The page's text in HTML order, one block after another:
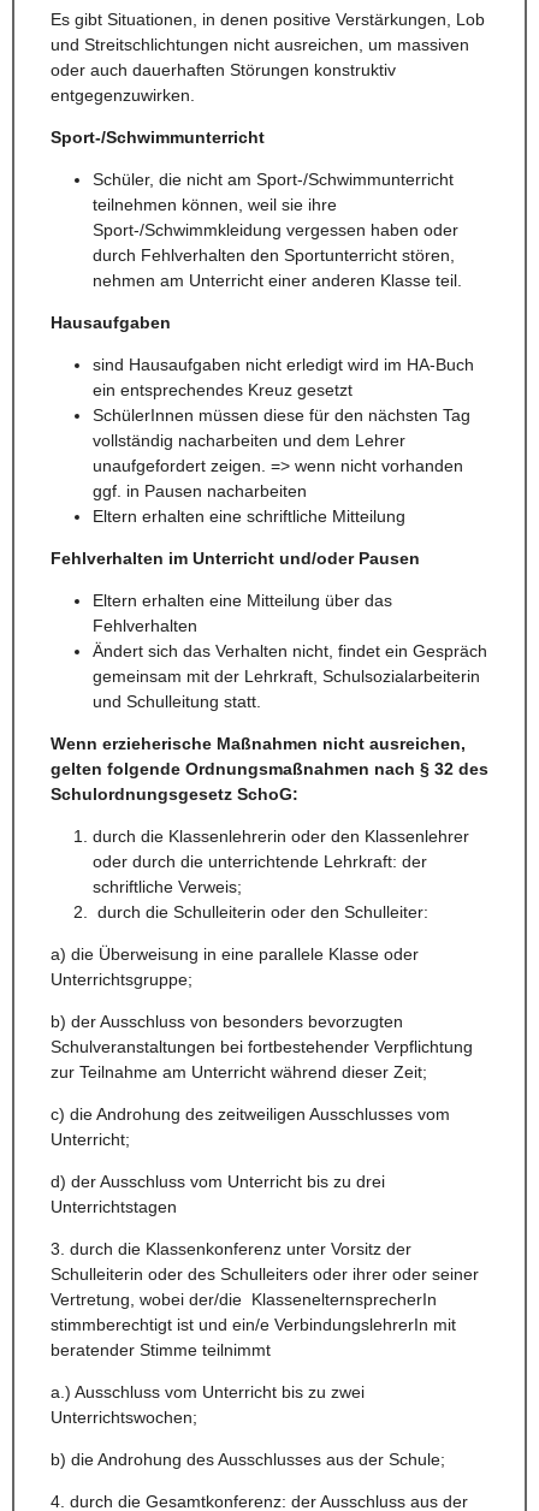
Es gibt Situationen, in denen positive Verstärkungen, Lob
und Streitschlichtungen nicht ausreichen, um massiven
oder auch dauerhaften Störungen konstruktiv
entgegenzuwirken.
Sport-/Schwimmunterricht
Schüler, die nicht am Sport-/Schwimmunterricht
teilnehmen können, weil sie ihre
Sport-/Schwimmkleidung vergessen haben oder
durch Fehlverhalten den Sportunterricht stören,
nehmen am Unterricht einer anderen Klasse teil.
Hausaufgaben
sind Hausaufgaben nicht erledigt wird im HA-Buch
ein entsprechendes Kreuz gesetzt
SchülerInnen müssen diese für den nächsten Tag
vollständig nacharbeiten und dem Lehrer
unaufgefordert zeigen. => wenn nicht vorhanden
ggf. in Pausen nacharbeiten
Eltern erhalten eine schriftliche Mitteilung
Fehlverhalten im Unterricht und/oder Pausen
Eltern erhalten eine Mitteilung über das
Fehlverhalten
Ändert sich das Verhalten nicht, findet ein Gespräch
gemeinsam mit der Lehrkraft, Schulsozialarbeiterin
und Schulleitung statt.
Wenn erzieherische Maßnahmen nicht ausreichen,
gelten folgende Ordnungsmaßnahmen nach § 32 des
Schulordnungsgesetz SchoG:
durch die Klassenlehrerin oder den Klassenlehrer
oder durch die unterrichtende Lehrkraft: der
schriftliche Verweis;
durch die Schulleiterin oder den Schulleiter:
a) die Überweisung in eine parallele Klasse oder
Unterrichtsgruppe;
b) der Ausschluss von besonders bevorzugten
Schulveranstaltungen bei fortbestehender Verpflichtung
zur Teilnahme am Unterricht während dieser Zeit;
c) die Androhung des zeitweiligen Ausschlusses vom
Unterricht;
d) der Ausschluss vom Unterricht bis zu drei
Unterrichtstagen
3. durch die Klassenkonferenz unter Vorsitz der
Schulleiterin oder des Schulleiters oder ihrer oder seiner
Vertretung, wobei der/die KlassenelternsprecherIn
stimmberechtigt ist und ein/e VerbindungslehrerIn mit
beratender Stimme teilnimmt
a.) Ausschluss vom Unterricht bis zu zwei
Unterrichtswochen;
b) die Androhung des Ausschlusses aus der Schule;
4. durch die Gesamtkonferenz: der Ausschluss aus der